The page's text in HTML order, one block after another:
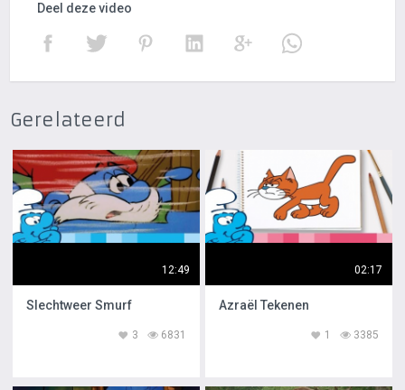
Deel deze video
Gerelateerd
12:49
Slechtweer Smurf
6831
3
02:17
Azraël Tekenen
3385
1